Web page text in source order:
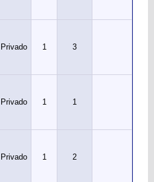
Privado 1 3
Privado 1 1
Privado 1 2